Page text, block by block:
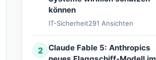
können
IT-Sicherheit291 Ansichten
2 Claude Fable 5: Anthropics